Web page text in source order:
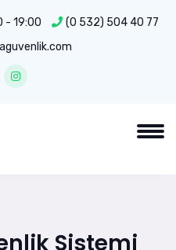
- 19:00
(0 532) 504 40 77
Sistemi